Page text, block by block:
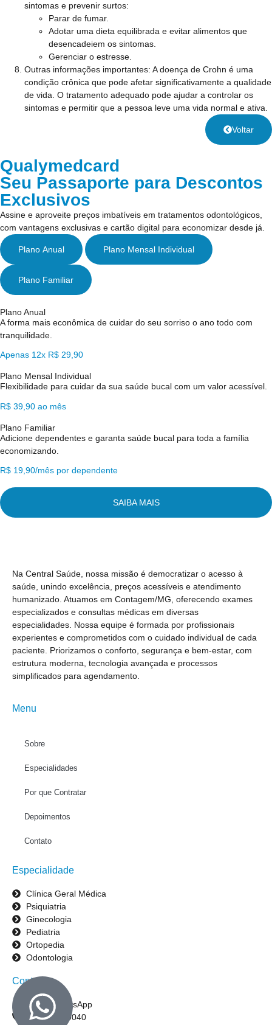
sintomas e prevenir surtos:
Parar de fumar.
Adotar uma dieta equilibrada e evitar alimentos que
desencadeiem os sintomas.
Gerenciar o estresse.
Outras informações importantes: A doença de Crohn é uma
condição crônica que pode afetar significativamente a qualidade
de vida. O tratamento adequado pode ajudar a controlar os
sintomas e permitir que a pessoa leve uma vida normal e ativa.
Voltar
Qualymedcard
Seu Passaporte para Descontos
Exclusivos
Assine e aproveite preços imbatíveis em tratamentos odontológicos,
com vantagens exclusivas e cartão digital para economizar desde já.
Plano Anual Plano Mensal Individual
Plano Familiar
Plano Anual
A forma mais econômica de cuidar do seu sorriso o ano todo com
tranquilidade.
Apenas 12x R$ 29,90
Plano Mensal Individual
Flexibilidade para cuidar da sua saúde bucal com um valor acessível.
R$ 39,90 ao mês
Plano Familiar
Adicione dependentes e garanta saúde bucal para toda a família
economizando.
R$ 19,90/mês por dependente
SAIBA MAIS
Na Central Saúde, nossa missão é democratizar o acesso à
saúde, unindo excelência, preços acessíveis e atendimento
humanizado. Atuamos em Contagem/MG, oferecendo exames
especializados e consultas médicas em diversas
especialidades. Nossa equipe é formada por profissionais
experientes e comprometidos com o cuidado individual de cada
paciente. Priorizamos o conforto, segurança e bem-estar, com
estrutura moderna, tecnologia avançada e processos
simplificados para agendamento.
Menu
Sobre
Especialidades
Por que Contratar
Depoimentos
Contato
Especialidade
Clínica Geral Médica
Psiquiatria
Ginecologia
Pediatria
Ortopedia
Odontologia
Contato
Enviar WhatsApp
(31) 3395-9040